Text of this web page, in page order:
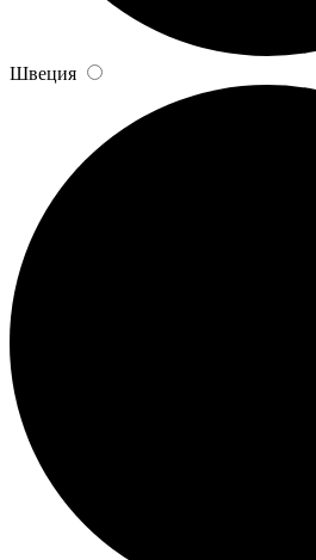
Швеция